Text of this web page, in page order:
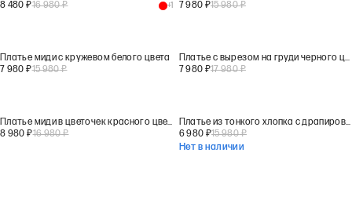
8 480 ₽16 980₽ +1
7 980 ₽15 980₽
Платье миди с кружевом белого цвета
7 980 ₽15 980₽
Платье с вырезом на груди черного цвета
7 980 ₽17 980₽
Платье миди в цветочек красного цвета
8 980 ₽16 980₽
Платье из тонкого хлопка с драпировкой белого цвета
6 980 ₽15 980₽
Нет в наличии